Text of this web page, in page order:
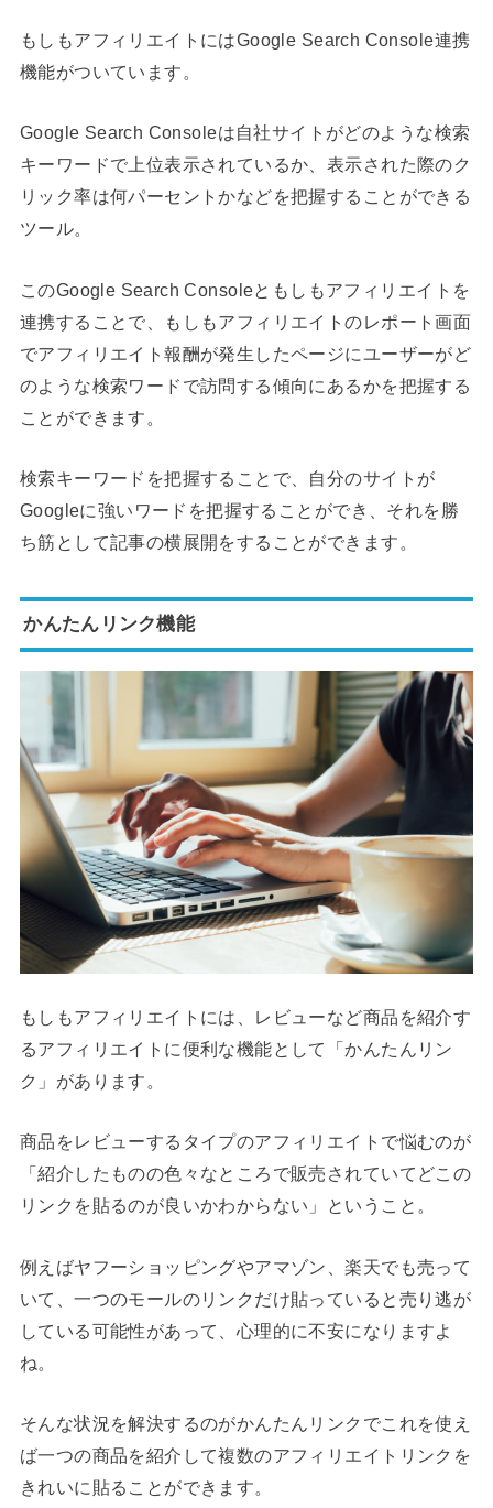
もしもアフィリエイトにはGoogle Search Console連携
機能がついています。
Google Search Consoleは自社サイトがどのような検索
キーワードで上位表示されているか、表示された際のク
リック率は何パーセントかなどを把握することができる
ツール。
このGoogle Search Consoleともしもアフィリエイトを
連携することで、もしもアフィリエイトのレポート画面
でアフィリエイト報酬が発生したページにユーザーがど
のような検索ワードで訪問する傾向にあるかを把握する
ことができます。
検索キーワードを把握することで、自分のサイトが
Googleに強いワードを把握することができ、それを勝
ち筋として記事の横展開をすることができます。
かんたんリンク機能
もしもアフィリエイトには、レビューなど商品を紹介す
るアフィリエイトに便利な機能として「かんたんリン
ク」があります。
商品をレビューするタイプのアフィリエイトで悩むのが
「紹介したものの色々なところで販売されていてどこの
リンクを貼るのが良いかわからない」ということ。
例えばヤフーショッピングやアマゾン、楽天でも売って
いて、一つのモールのリンクだけ貼っていると売り逃が
している可能性があって、心理的に不安になりますよ
ね。
そんな状況を解決するのがかんたんリンクでこれを使え
ば一つの商品を紹介して複数のアフィリエイトリンクを
きれいに貼ることができます。